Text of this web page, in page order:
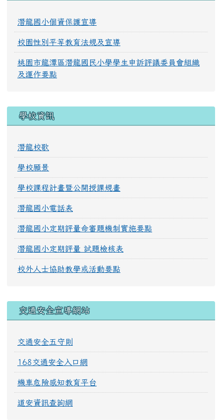
潛龍國小個資保護宣導
校園性別平等教育法規及宣導
桃園市龍潭區潛龍國民小學學生申訴評議委員會組織
及運作要點
學校資訊
潛龍校歌
學校願景
學校課程計畫暨公開授課規畫
潛龍國小電話表
潛龍國小定期評量命審題機制實施要點
潛龍國小定期評量 試題檢核表
校外人士協助教學或活動要點
交通安全宣導網站
交通安全五守則
168交通安全入口網
機車危險感知教育平台
道安資訊查詢網